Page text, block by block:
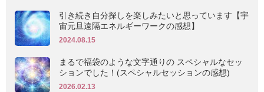
引き続き自分探しを楽しみたいと思っています【宇
宙元旦遠隔エネルギーワークの感想】
2024.08.15
まるで福袋のような文字通りの スペシャルなセッ
ションでした！(スペシャルセッションの感想)
2026.02.13